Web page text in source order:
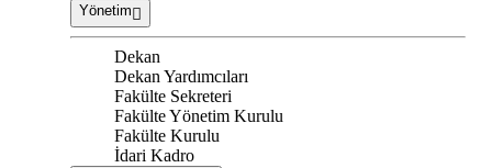
Yönetim
Dekan
Dekan Yardımcıları
Fakülte Sekreteri
Fakülte Yönetim Kurulu
Fakülte Kurulu
İdari Kadro